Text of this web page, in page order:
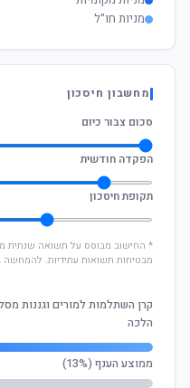
מניות חו"ל
מחשבון חיסכון
סכום צבור כיום
הפקדה חודשית
תקופת חיסכון
מבטיחות תשואות עתידיות. להמחשה
קרן השתלמות למורים וגננות
הלכה
ממוצע הענף (13%)